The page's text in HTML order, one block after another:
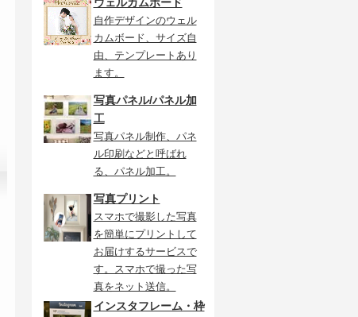
自作デザインのウェル
カムボード、サイズ自
由、テンプレートあり
ます。
写真パネル/パネル加
工
写真パネル制作、パネ
ル印刷などと呼ばれ
る、パネル加工。
写真プリント
スマホで撮影した写真
を簡単にプリントして
お届けするサービスで
す。スマホで撮った写
真をネット送信。
インスタフレーム・枠